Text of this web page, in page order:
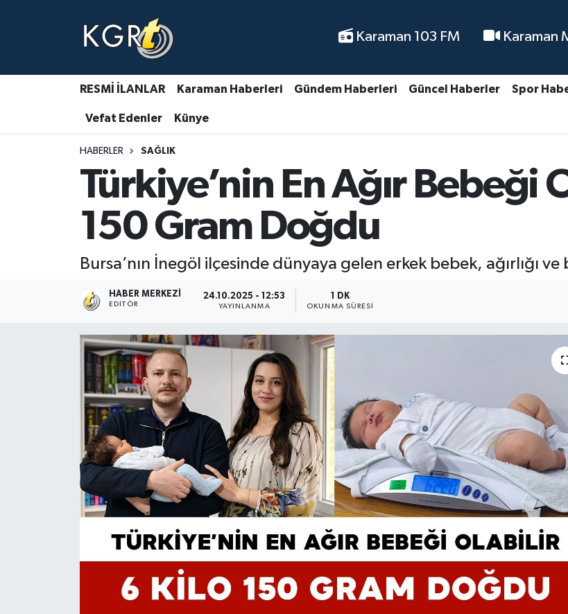
Karaman 103 FM Karaman
RESMİ İLANLAR Karaman Haberleri Gündem Haberleri Güncel Haberler Spor
Vefat Edenler Künye
HABERLER SAĞLIK
Türkiye’nin En Ağır Bebeği
150 Gram Doğdu
Bursa’nın İnegöl ilçesinde dünyaya gelen erkek bebek, ağırlığı
HABER MERKEZI
EDITÖR
24.10.2025 - 12:53
YAYINLANMA
1 DK
OKUNMA SÜRESI
Karaman Haberleri
Gündem Haberleri
Güncel Haberler
Asayiş Haberleri
Ulusal Haberler
Vefat Edenler